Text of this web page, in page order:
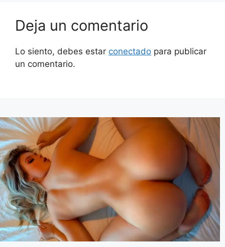
Deja un comentario
Lo siento, debes estar conectado para publicar
un comentario.